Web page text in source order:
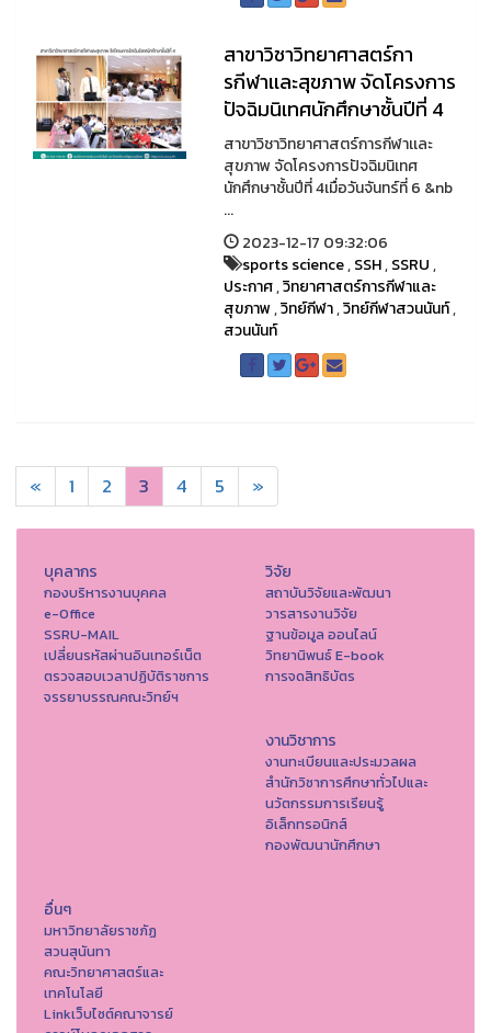
สาขาวิชาวิทยาศาสตร์กา
รกีฬาเเละสุขภาพ จัดโครงการ
ปัจฉิมนิเทศนักศึกษาชั้นปีที่ 4
สาขาวิชาวิทยาศาสตร์การกีฬาเเละ
สุขภาพ จัดโครงการปัจฉิมนิเทศ
นักศึกษาชั้นปีที่ 4เมื่อวันจันทร์ที่ 6 &nb
...
2023-12-17 09:32:06
sports science,SSH,SSRU,
ประกาศ,วิทยาศาสตร์การกีฬาและ
สุขภาพ,วิทย์กีฬา,วิทย์กีฬาสวนนันท์,
สวนนันท์
« 1 2 3 4 5 »
บุคลากร
กองบริหารงานบุคคล
e-Office
SSRU-MAIL
เปลี่ยนรหัสผ่านอินเทอร์เน็ต
ตรวจสอบเวลาปฏิบัติราชการ
จรรยาบรรณคณะวิทย์ฯ
วิจัย
สถาบันวิจัยและพัฒนา
วารสารงานวิจัย
ฐานข้อมูล ออนไลน์
วิทยานิพนธ์ E-book
การจดสิทธิบัตร
งานวิชาการ
งานทะเบียนและประมวลผล
สำนักวิชาการศึกษาทั่วไปและ
นวัตกรรมการเรียนรู้
อิเล็กทรอนิกส์
กองพัฒนานักศึกษา
อื่นๆ
มหาวิทยาลัยราชภัฏ
สวนสุนันทา
คณะวิทยาศาสตร์และ
เทคโนโลยี
Linkเว็บไซต์คณาจารย์